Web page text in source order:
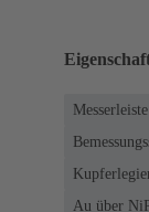
Messerleiste
Au über